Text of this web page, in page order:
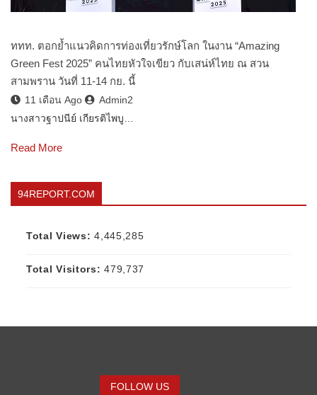
ททท. ตอกย้ำแนวคิดการท่องเที่ยวรักษ์โลก ในงาน “Amazing
Green Fest 2025” คนไทยหัวใจเขียว กับเสน่ห์ไทย ณ สวน
สามพราน วันที่ 11-14 กย. นี้
11 เดือน Ago
Admin2
นางสาวฐาปนีย์ เกียรติไพบู…
Read More
94REPORT.COM
Total Views:4,445,285
Total Visitors:479,737
FOLLOW US